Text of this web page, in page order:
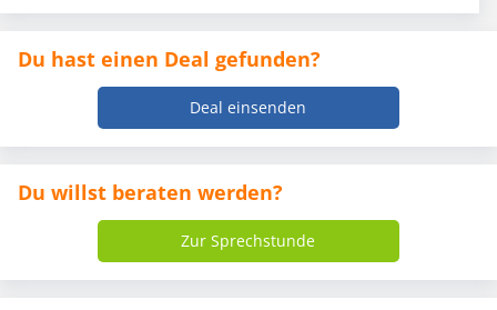
Du hast einen Deal gefunden?
Deal einsenden
Du willst beraten werden?
Zur Sprechstunde